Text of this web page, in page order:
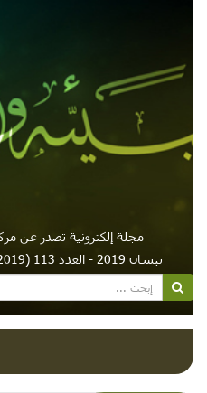
مجلة إلكترونية تصدر عن
نيسان 2019 - العدد 113 (2019-04-01)